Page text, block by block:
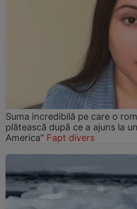
Suma incredibilă pe care o
plătească după ce a ajuns la
America” Fapt divers